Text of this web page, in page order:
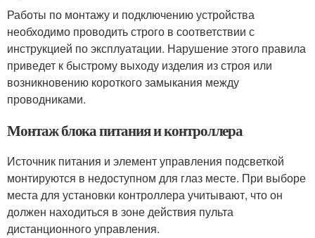
Работы по монтажу и подключению устройства
необходимо проводить строго в соответствии с
инструкцией по эксплуатации. Нарушение этого правила
приведет к быстрому выходу изделия из строя или
возникновению короткого замыкания между
проводниками.
Монтаж блока питания и контроллера
Источник питания и элемент управления подсветкой
монтируются в недоступном для глаз месте. При выборе
места для установки контроллера учитывают, что он
должен находиться в зоне действия пульта
дистанционного управления.